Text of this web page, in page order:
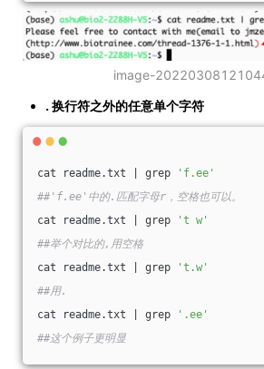
image-
. 换行符之外的任意单个字符
cat readme.txt | grep
'f.ee'
##'f.ee'中的.匹配字母r，空格也可以。
cat readme.txt | grep
't w'
##举个对比的,用空格
cat readme.txt | grep
't.w'
##用.
cat readme.txt | grep
'.ee'
##这个例子更明显